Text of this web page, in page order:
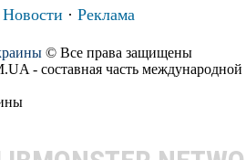
Новости · Реклама
© Все права защищены
- составная часть международной